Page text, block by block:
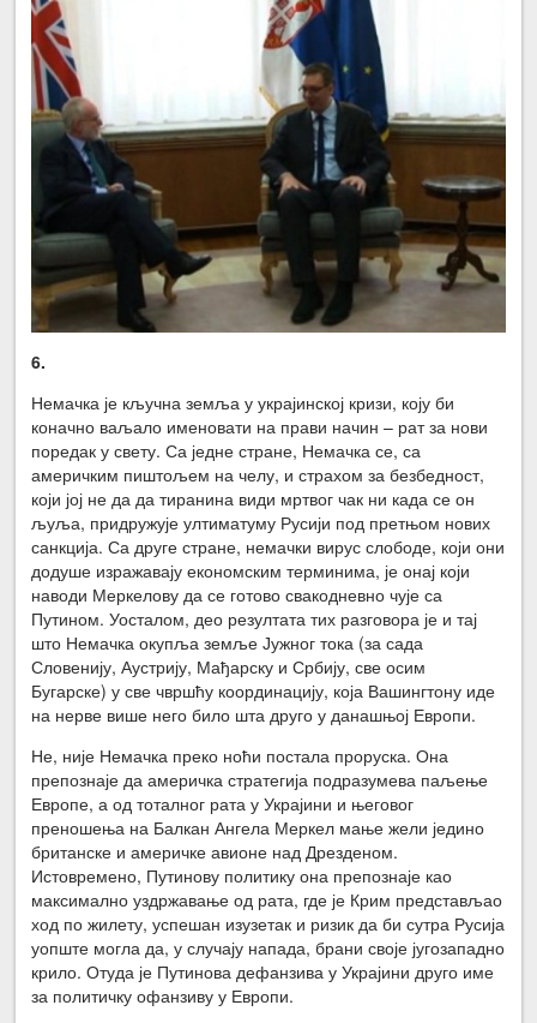
6.
Немачка је кључна земља у украјинској кризи, коју би
коначно ваљало именовати на прави начин – рат за нови
поредак у свету. Са једне стране, Немачка се, са
америчким пиштољем на челу, и страхом за безбедност,
који јој не да да тиранина види мртвог чак ни када се он
љуља, придружује ултиматуму Русији под претњом нових
санкција. Са друге стране, немачки вирус слободе, који они
додуше изражавају економским терминима, је онај који
наводи Меркелову да се готово свакодневно чује са
Путином. Уосталом, део резултата тих разговора је и тај
што Немачка окупља земље Јужног тока (за сада
Словенију, Аустрију, Мађарску и Србију, све осим
Бугарске) у све чвршћу координацију, која Вашингтону иде
на нерве више него било шта друго у данашњој Европи.
Не, није Немачка преко ноћи постала проруска. Она
препознаје да америчка стратегија подразумева паљење
Европе, а од тоталног рата у Украјини и његовог
преношења на Балкан Ангела Меркел мање жели једино
британске и америчке авионе над Дрезденом.
Истовремено, Путинову политику она препознаје као
максимално уздржавање од рата, где је Крим представљао
ход по жилету, успешан изузетак и ризик да би сутра Русија
уопште могла да, у случају напада, брани своје југозападно
крило. Отуда је Путинова дефанзива у Украјини друго име
за политичку офанзиву у Европи.